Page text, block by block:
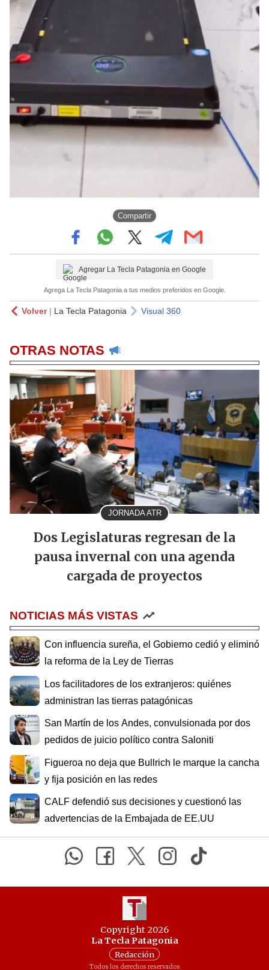
Compartir
Agregar La Tecla Patagonia en Google
Agrega La Tecla Patagonia a tus medios preferidos en Google.
Volver| La Tecla Patagonia Visual 360
OTRAS NOTAS
JORNADA ATR
Dos Legislaturas regresan de la
pausa invernal con una agenda
cargada de proyectos
NOTICIAS MÁS VISTAS
Con influencia sureña, el Gobierno cedió y eliminó
la reforma de la Ley de Tierras
Los facilitadores de los extranjeros: quiénes
administran las tierras patagónicas
San Martín de los Andes, convulsionada por dos
pedidos de juicio político contra Saloniti
Figueroa no deja que Bullrich le marque la cancha
y fija posición en las redes
CALF defendió sus decisiones y cuestionó las
advertencias de la Embajada de EE.UU
Copyright 2026
La Tecla Patagonia
Redacción
Todos los derechos reservados